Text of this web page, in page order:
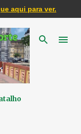
aqui para ver.